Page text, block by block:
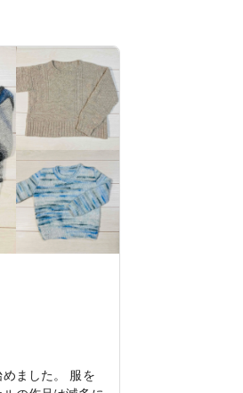
ました。 服を